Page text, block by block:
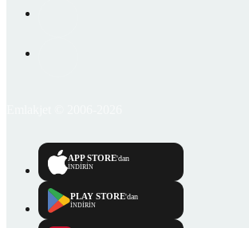
APP STORE'dan
İNDİRİN
PLAY STORE'dan
İNDİRİN